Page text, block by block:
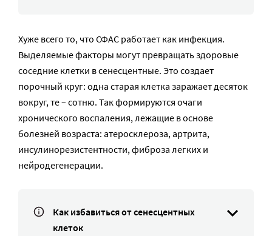
Хуже всего то, что СФАС работает как инфекция.
Выделяемые факторы могут превращать здоровые
соседние клетки в сенесцентные. Это создает
порочный круг: одна старая клетка заражает десяток
вокруг, те – сотню. Так формируются очаги
хронического воспаления, лежащие в основе
болезней возраста: атеросклероза, артрита,
инсулинорезистентности, фиброза легких и
нейродегенерации.
Как избавиться от сенесцентных
клеток